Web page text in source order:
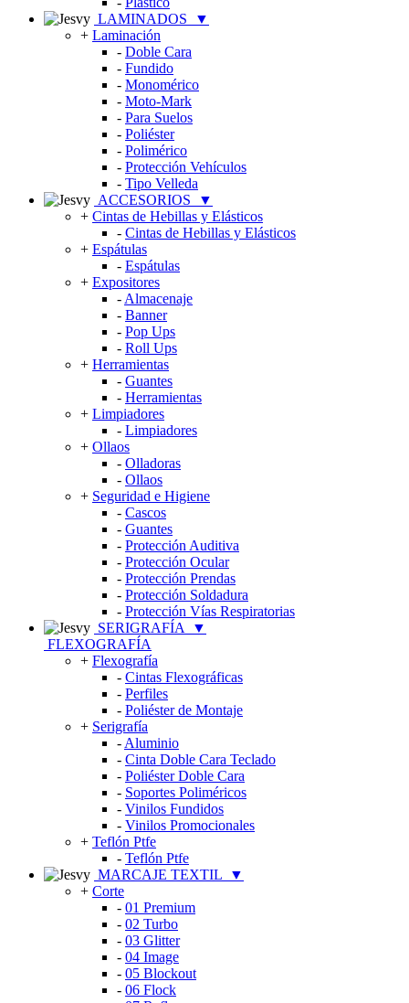
LAMINADOS
▼
+ Laminación
- Doble Cara
- Fundido
- Monomérico
- Moto-Mark
- Para Suelos
- Poliéster
- Polimérico
- Protección Vehículos
- Tipo Velleda
ACCESORIOS
▼
+ Cintas de Hebillas y Elásticos
- Cintas de Hebillas y Elásticos
+ Espátulas
- Espátulas
+ Expositores
- Almacenaje
- Banner
- Pop Ups
- Roll Ups
+ Herramientas
- Guantes
- Herramientas
+ Limpiadores
- Limpiadores
+ Ollaos
- Olladoras
- Ollaos
+ Seguridad e Higiene
- Cascos
- Guantes
- Protección Auditiva
- Protección Ocular
- Protección Prendas
- Protección Soldadura
- Protección Vías Respiratorias
SERIGRAFÍA
▼
FLEXOGRAFÍA
+ Flexografía
- Cintas Flexográficas
- Perfiles
- Poliéster de Montaje
+ Serigrafía
- Aluminio
- Cinta Doble Cara Teclado
- Poliéster Doble Cara
- Soportes Poliméricos
- Vinilos Fundidos
- Vinilos Promocionales
+ Teflón Ptfe
- Teflón Ptfe
MARCAJE TEXTIL
▼
+ Corte
- 01 Premium
- 02 Turbo
- 03 Glitter
- 04 Image
- 05 Blockout
- 06 Flock